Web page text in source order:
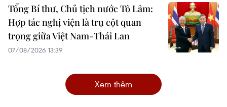
Tổng Bí thư, Chủ tịch nước Tô Lâm:
Hợp tác nghị viện là trụ cột quan
trọng giữa Việt Nam-Thái Lan
07/08/2026 13:39
Xem thêm